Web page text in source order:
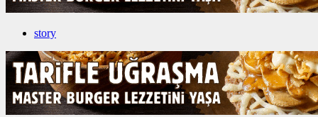
story